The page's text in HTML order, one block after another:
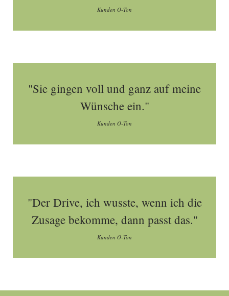
Kunden O-Ton
"Sie gingen voll und ganz auf meine
Wünsche ein."
Kunden O-Ton
"Der Drive, ich wusste, wenn ich die
Zusage bekomme, dann passt das."
Kunden O-Ton